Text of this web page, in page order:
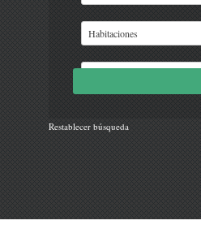
Restablecer búsqueda